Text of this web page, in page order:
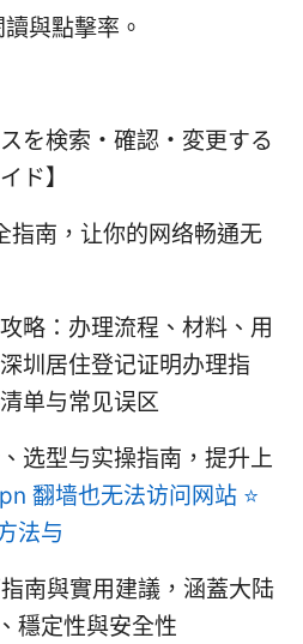
與點擊率。
を検索・確認・変更する
ド】
南，让你的网络畅通无
略：办理流程、材料、用
圳居住登记证明办理指
单与常见误区
选型与实操指南，提升上
翻墙也无法访问网站 ⭐
法与
南與實用建議，涵蓋大陆
穩定性與安全性